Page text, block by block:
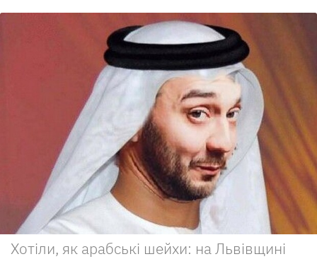
Хотіли, як арабські шейхи: на Львівщині